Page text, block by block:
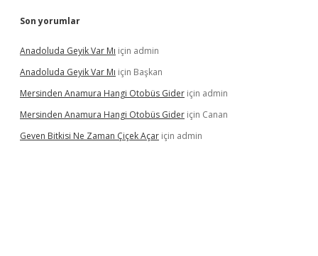
Son yorumlar
Anadoluda Geyik Var Mı için admin
Anadoluda Geyik Var Mı için Başkan
Mersinden Anamura Hangi Otobüs Gider için admin
Mersinden Anamura Hangi Otobüs Gider için Canan
Geven Bitkisi Ne Zaman Çiçek Açar için admin